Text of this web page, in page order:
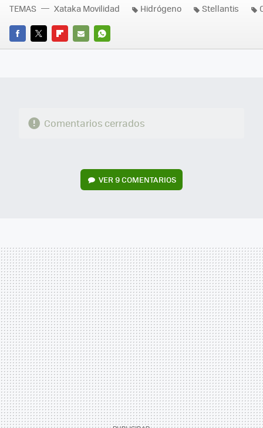
FACEBOOK
TWITTERFLIPBOARD
E-
WHATSAPP
TEMAS Xataka Movilidad Hidrógeno Stellantis
Comentarios cerrados
VER 9 COMENTARIOS